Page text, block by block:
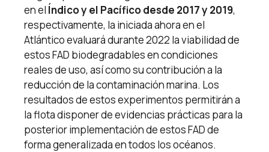
en el Índico y el Pacífico desde 2017 y 2019,
respectivamente, la iniciada ahora en el
Atlántico evaluará durante 2022 la viabilidad de
estos FAD biodegradables en condiciones
reales de uso, así como su contribución a la
reducción de la contaminación marina. Los
resultados de estos experimentos permitirán a
la flota disponer de evidencias prácticas para la
posterior implementación de estos FAD de
forma generalizada en todos los océanos.